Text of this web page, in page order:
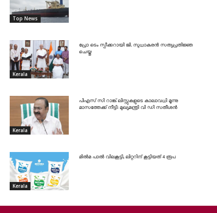
Top News
Kerala
പ്രോ ടെം സ്പീക്കറായി ജി. സുധാകരൻ സത്യപ്രതിജ്ഞ
ചെയ്തു
Kerala
പിഎസ് സി റാങ്ക് ലിസ്റ്റുകളുടെ കാലാവധി മൂന്നു
മാസത്തേക്ക് നീട്ടി: മുഖ്യമന്ത്രി വി ഡി സതീശൻ
Kerala
മിൽമ പാൽ വിലകൂട്ടി; ലിറ്ററിന് കൂട്ടിയത് 4 രൂപ